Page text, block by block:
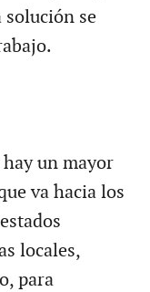
solución se
hay un mayor
va hacia los
locales,
para